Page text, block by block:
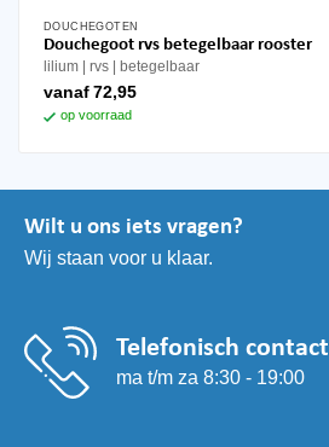
DOUCHEGOTEN
Douchegoot rvs betegelbaar rooster
lilium rvs betegelbaar
vanaf 72,95
op voorraad
Dit
product
meerdere
gekozen
worden
productpagina
Wilt u ons iets vragen?
Wij staan voor u klaar.
Telefonisch contact
ma t/m za 8:30 - 19:00